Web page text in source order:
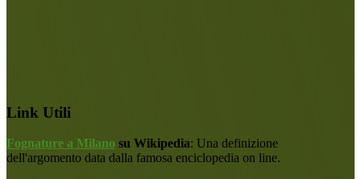
Link Utili
Fognature a Milano su Wikipedia: Una definizione
dell'argomento data dalla famosa enciclopedia on line.